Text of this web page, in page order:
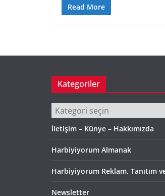
Read More
Kategoriler
Kategoriler
İletişim – Künye – Hakkımızda
Harbiyiyorum Almanak
Harbiyiyorum Reklam, Tanıtım
Newsletter